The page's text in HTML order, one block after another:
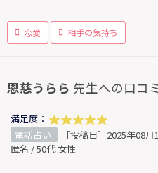
恋愛 相手の気持ち
恩慈うらら 先生への口コミ
満足度：
電話占い
［投稿日］2025年08月
匿名 / 50代 女性